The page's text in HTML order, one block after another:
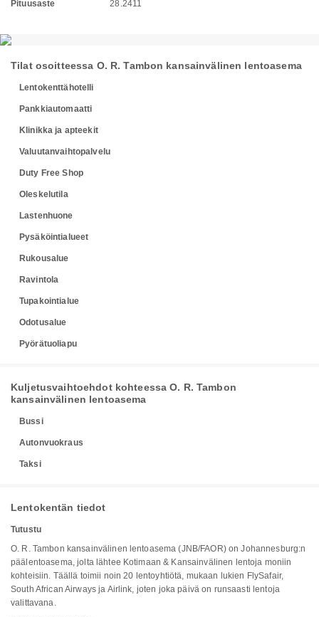
Pituusaste 28.2411
Tilat osoitteessa O. R. Tambon kansainvälinen lentoasema
Lentokenttähotelli
Pankkiautomaatti
Klinikka ja apteekit
Valuutanvaihtopalvelu
Duty Free Shop
Oleskelutila
Lastenhuone
Pysäköintialueet
Rukousalue
Ravintola
Tupakointialue
Odotusalue
Pyörätuoliapu
Kuljetusvaihtoehdot kohteessa O. R. Tambon
kansainvälinen lentoasema
Bussi
Autonvuokraus
Taksi
Lentokentän tiedot
Tutustu
O. R. Tambon kansainvälinen lentoasema (JNB/FAOR) on Johannesburg:n
päälentoasema, jolta lähtee Kotimaan & Kansainvälinen lentoja moniin
kohteisiin. Täällä toimii noin 20 lentoyhtiötä, mukaan lukien FlySafair,
South African Airways ja Airlink, joten joka päivä on runsaasti lentoja
valittavana.